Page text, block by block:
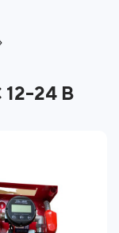
12-24 В